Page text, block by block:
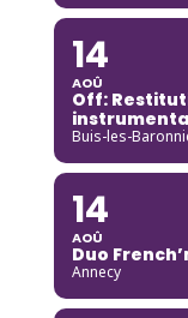
14
AOÛ
Off:
Buis-les-
14
AOÛ
Duo
Annecy